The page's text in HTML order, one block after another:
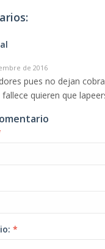
de 2016
pues no dejan
quieren que
*